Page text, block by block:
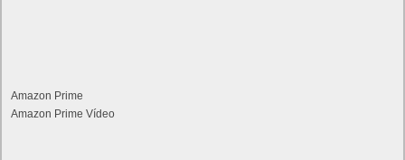
Amazon Prime
Amazon Prime Vídeo